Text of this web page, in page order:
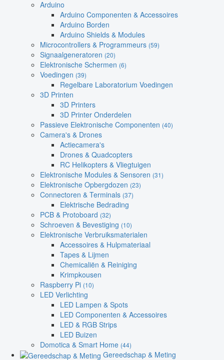
Arduino
Arduino Componenten & Accessoires
Arduino Borden
Arduino Shields & Modules
Microcontrollers & Programmeurs (59)
Signaalgeneratoren (20)
Elektronische Schermen (6)
Voedingen (39)
Regelbare Laboratorium Voedingen
3D Printen
3D Printers
3D Printer Onderdelen
Passieve Elektronische Componenten (40)
Camera's & Drones
Actiecamera's
Drones & Quadcopters
RC Helikopters & Vliegtuigen
Elektronische Modules & Sensoren (31)
Elektronische Opbergdozen (23)
Connectoren & Terminals (37)
Elektrische Bedrading
PCB & Protoboard (32)
Schroeven & Bevestiging (10)
Elektronische Verbruiksmaterialen
Accessoires & Hulpmateriaal
Tapes & Lijmen
Chemicaliën & Reiniging
Krimpkousen
Raspberry Pi (10)
LED Verlichting
LED Lampen & Spots
LED Componenten & Accessoires
LED & RGB Strips
LED Buizen
Domotica & Smart Home (44)
Gereedschap & Meting